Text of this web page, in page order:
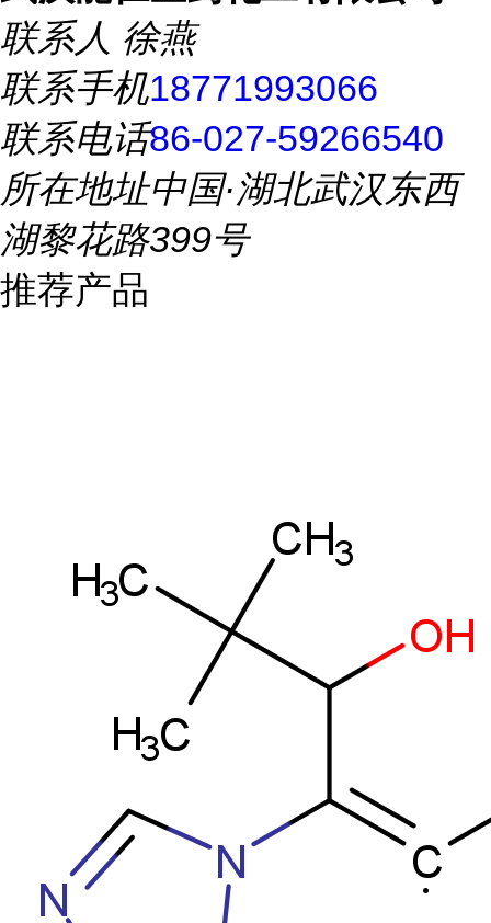
联系人 徐燕
联系手机18771993066
联系电话86-027-59266540
所在地址中国·湖北武汉东西
湖黎花路399号
推荐产品